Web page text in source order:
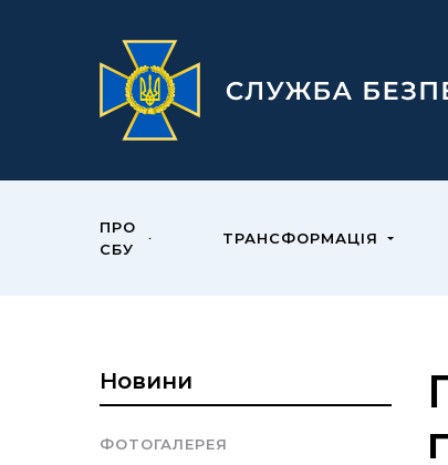
ПРО
СБУ
ТРАНСФОРМАЦІЯ
Новини
ФОТОГАЛЕРЕЯ